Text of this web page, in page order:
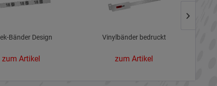
Bänder Design
zum Artikel
Vinylbänder bedruckt
zum Artikel